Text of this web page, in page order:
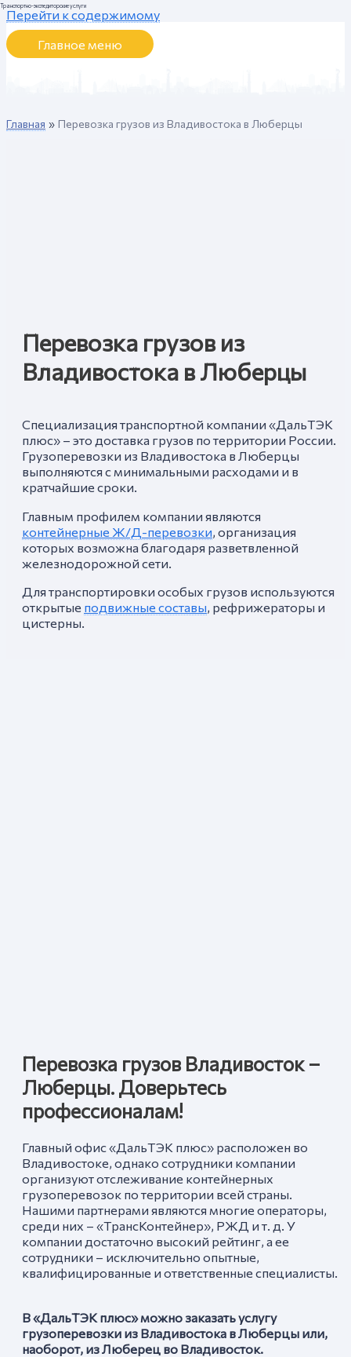
Перейти к содержимому
Транспортно-экспедиторские услуги
Главное меню
Главная Перевозка грузов из Владивостока в Люберцы
Перевозка грузов из
Владивостока в Люберцы
Специализация транспортной компании «ДальТЭК
плюс» – это доставка грузов по территории России.
Грузоперевозки из Владивостока в Люберцы
выполняются с минимальными расходами и в
кратчайшие сроки.
Главным профилем компании являются
контейнерные Ж/Д-перевозки, организация
которых возможна благодаря разветвленной
железнодорожной сети.
Для транспортировки особых грузов используются
открытые подвижные составы, рефрижераторы и
цистерны.
Перевозка грузов Владивосток –
Люберцы. Доверьтесь
профессионалам!
Главный офис «ДальТЭК плюс» расположен во
Владивостоке, однако сотрудники компании
организуют отслеживание контейнерных
грузоперевозок по территории всей страны.
Нашими партнерами являются многие операторы,
среди них – «ТрансКонтейнер», РЖД и т. д. У
компании достаточно высокий рейтинг, а ее
сотрудники – исключительно опытные,
квалифицированные и ответственные специалисты.
В «ДальТЭК плюс» можно заказать услугу
грузоперевозки из Владивостока в Люберцы или,
наоборот, из Люберец во Владивосток.